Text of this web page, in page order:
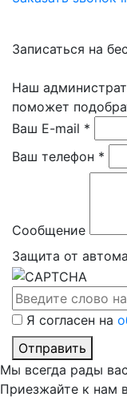
Записаться на
Наш
поможет
Ваш E-mail *
Ваш телефон *
Сообщение
Защита от
Я согласен на
Отправить
Мы всегда рады
Приезжайте к нам